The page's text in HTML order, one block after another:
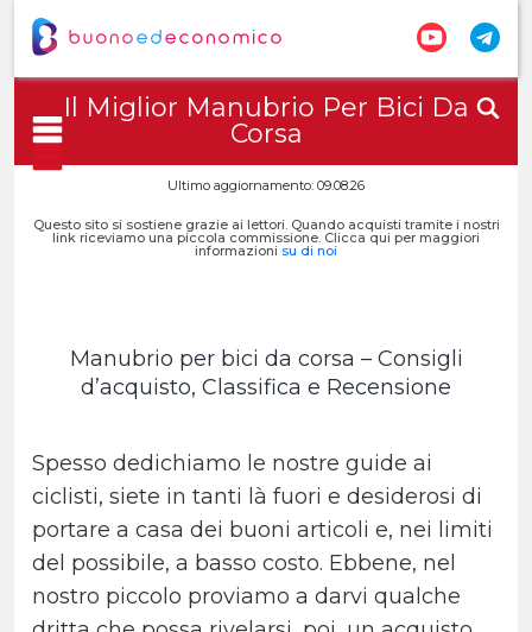
Il Miglior Manubrio Per Bici Da
Corsa
Ultimo aggiornamento: 09.08.26
Questo sito si sostiene grazie ai lettori. Quando acquisti tramite i nostri
link riceviamo una piccola commissione. Clicca qui per maggiori
informazioni su di noi
Manubrio per bici da corsa – Consigli
d’acquisto, Classifica e Recensione
Spesso dedichiamo le nostre guide ai
ciclisti, siete in tanti là fuori e desiderosi di
portare a casa dei buoni articoli e, nei limiti
del possibile, a basso costo. Ebbene, nel
nostro piccolo proviamo a darvi qualche